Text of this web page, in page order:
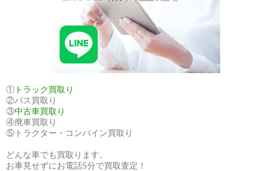
① トラック買取り
②バス買取り
③中古車買取り
④廃車買取り
⑤トラクター・コンバイン買取り
どんな車でも買取ります。
お車見せずにお電話5分で買取査定！